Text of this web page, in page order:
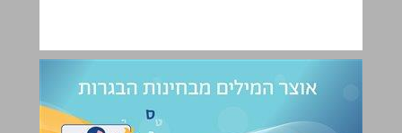
אוצר המילים מבחינות הבגרות ... 13